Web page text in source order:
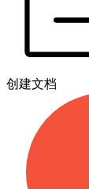
创建文档